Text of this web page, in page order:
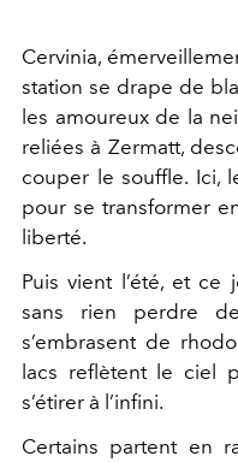
Cervinia,
station se drape de
les amoureux de la
reliées à Zermatt,
couper le souffle. Ici,
pour se transformer
liberté.
Puis vient l’été, et
sans rien perdre
s’embrasent de
lacs reflètent le ciel
s’étirer à l’infini.
Certains partent en